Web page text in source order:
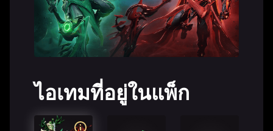
ไอเทมที่อยู่ในแพ็ก